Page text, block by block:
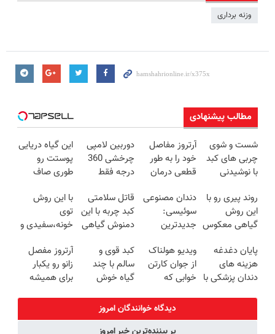
وزنه برداری
مطالب پیشنهادی
شست و شوی
چربی های کبد
با نوشیدنی
آرتروز مفاصل
خود را به طور
قطعی درمان
◗پرسش‌نامه◖
دوربین لامپی
چرخشی 360
درجه فقط
🔥 پرداخت
درب منزل
این گیاه دریایی
پوستت رو
طوری صاف
20سال جوون
شدی🔥
روند پیری رو با
این روش
گیاهی معکوس
دندان مصنوعی
سوئیسی:
جدیدترین
سبک و مقاوم |
پرداخت قسطی
قاتل سلامتی
کبد چربه با این
دمنوش گیاهی
با این روش
توی
خونه،سفیدی و
برگردون
(40%off)
پایان دغدغه
هزینه های
دندان پزشکی با
ویدیو هولناک
از جوان کارتن
خوابی که
آموزش رایگان
کبد قوی و
سالم با چند
گیاه خوش
آرتروز مفصل
زانو رو یکبار
برای همیشه
دیدگاه خوانندگان امروز